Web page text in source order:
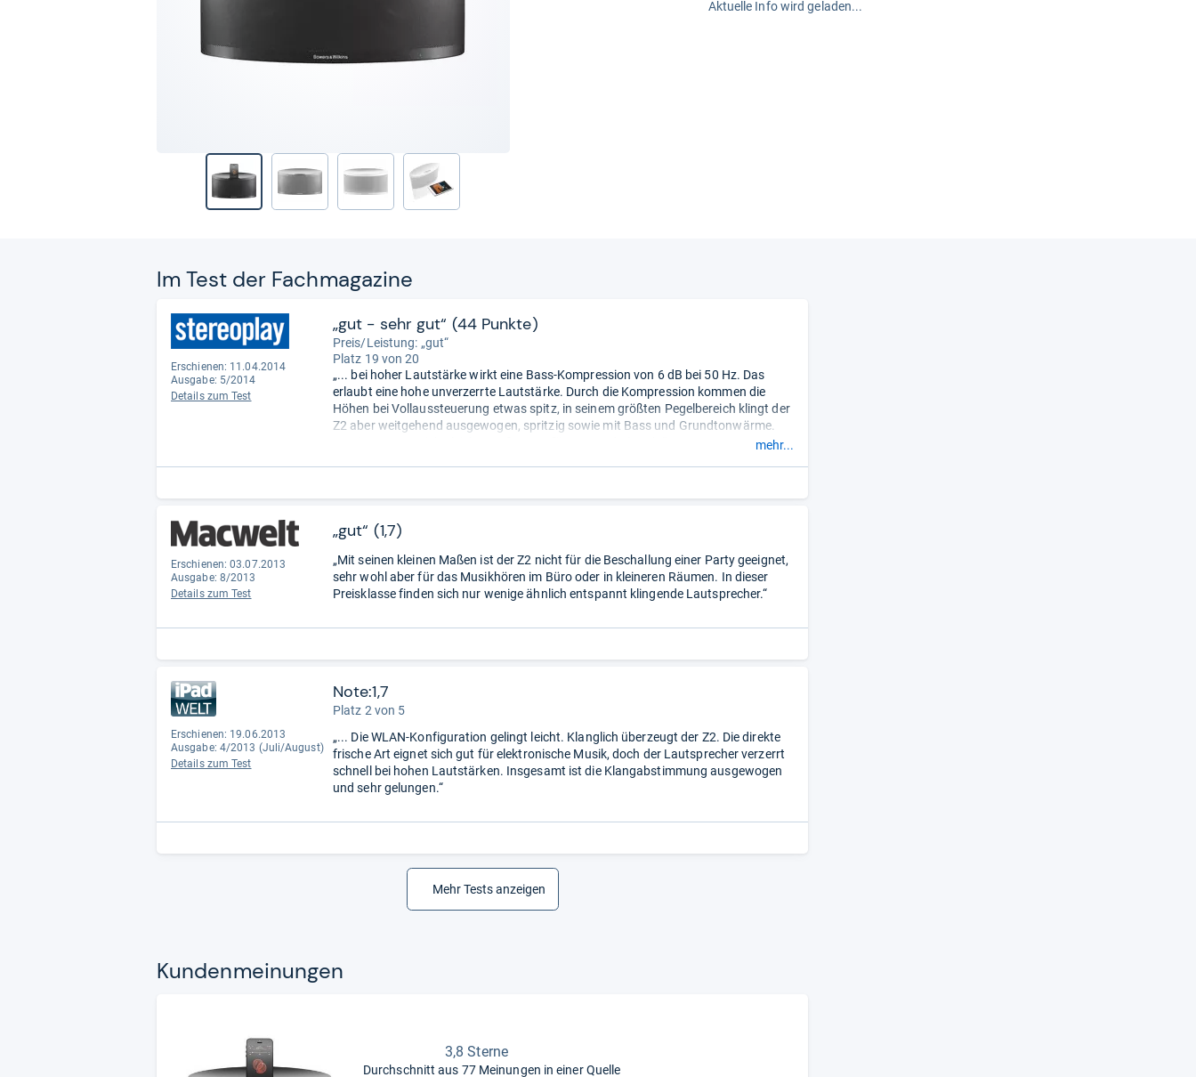
Aktuelle Info wird geladen...
Im Test der Fach­ma­ga­zine
Erschienen: 11.04.2014
Ausgabe: 5/2014
Details zum Test
„gut - sehr gut“ (44 Punkte)
Preis/Leistung: „gut“
Platz 19 von 20
„... bei hoher Lautstärke wirkt eine Bass-Kompression von 6 dB bei 50 Hz. Das
erlaubt eine hohe unverzerrte Lautstärke. Durch die Kompression kommen die
Höhen bei Vollaussteuerung etwas spitz, in seinem größten Pegelbereich klingt der
Z2 aber weitgehend ausgewogen, spritzig sowie mit Bass und Grundtonwärme.
mehr...
Erschienen: 03.07.2013
Ausgabe: 8/2013
Details zum Test
„gut“ (1,7)
„Mit seinen kleinen Maßen ist der Z2 nicht für die Beschallung einer Party geeignet,
sehr wohl aber für das Musikhören im Büro oder in kleineren Räumen. In dieser
Preisklasse finden sich nur wenige ähnlich entspannt klingende Lautsprecher.“
Erschienen: 19.06.2013
Ausgabe: 4/2013 (Juli/August)
Details zum Test
Note:1,7
Platz 2 von 5
„... Die WLAN-Konfiguration gelingt leicht. Klanglich überzeugt der Z2. Die direkte
frische Art eignet sich gut für elektronische Musik, doch der Lautsprecher verzerrt
schnell bei hohen Lautstärken. Insgesamt ist die Klangabstimmung ausgewogen
und sehr gelungen.“
Mehr Tests anzeigen
Kun­den­mei­nun­gen
3,8 Sterne
Durchschnitt aus 77 Meinungen in einer Quelle